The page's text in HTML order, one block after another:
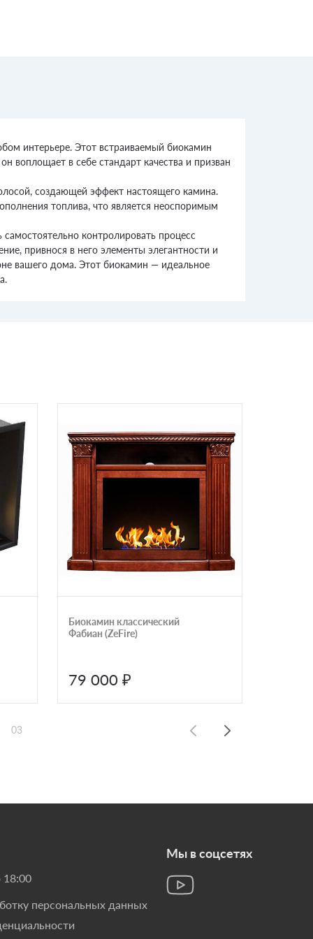
интерьере. Этот встраиваемый биокамин
воплощает в себе стандарт качества и призван
создающей эффект настоящего камина.
топлива, что является неоспоримым
контролировать процесс
привнося в него элементы элегантности и
вашего дома. Этот биокамин — идеальное
Биокамин классический
Фабиан (ZeFire)
79 000 ₽
03
персональных данных
Мы в соцсетях